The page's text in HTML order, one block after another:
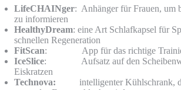
LifeCHAINger: Anhänger für Frauen, um
zu informieren
HealthyDream: eine Art Schlafkapsel für
schnellen Regeneration
FitScan: App für das richtige
IceSlice: Aufsatz auf den
Eiskratzen
Technova: intelligenter Kühlschrank,